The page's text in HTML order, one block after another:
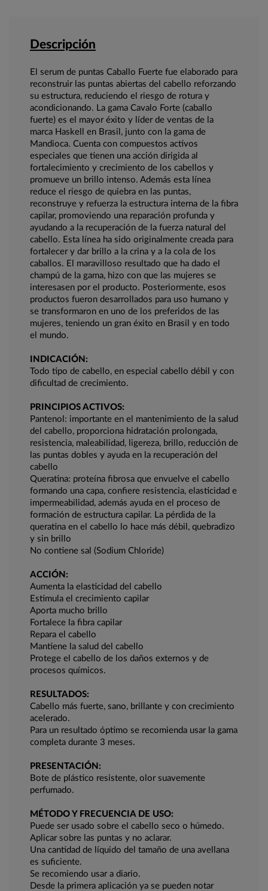
Descripción
El serum de puntas Caballo Fuerte fue elaborado para
reconstruir las puntas abiertas del cabello reforzando
su estructura, reduciendo el riesgo de rotura y
acondicionando. La gama Cavalo Forte (caballo
fuerte) es el mayor éxito y líder de ventas de la
marca Haskell en Brasil, junto con la gama de
Mandioca. Cuenta con compuestos activos
especiales que tienen una acción dirigida al
fortalecimiento y crecimiento de los cabellos y
promueve un brillo intenso. Además esta línea
reduce el riesgo de quiebra en las puntas,
reconstruye y refuerza la estructura interna de la fibra
capilar, promoviendo una reparación profunda y
ayudando a la recuperación de la fuerza natural del
cabello. Esta línea ha sido originalmente creada para
fortalecer y dar brillo a la crina y a la cola de los
caballos. El maravilloso resultado que ha dado el
champú de la gama, hizo con que las mujeres se
interesasen por el producto. Posteriormente, esos
productos fueron desarrollados para uso humano y
se transformaron en uno de los preferidos de las
mujeres, teniendo un gran éxito en Brasil y en todo
el mundo.
INDICACIÓN:
Todo tipo de cabello, en especial cabello débil y con
dificultad de crecimiento.
PRINCIPIOS ACTIVOS:
Pantenol: importante en el mantenimiento de la salud
del cabello, proporciona hidratación prolongada,
resistencia, maleabilidad, ligereza, brillo, reducción de
las puntas dobles y ayuda en la recuperación del
cabello
Queratina: proteína fibrosa que envuelve el cabello
formando una capa, confiere resistencia, elasticidad e
impermeabilidad, además ayuda en el proceso de
formación de estructura capilar. La pérdida de la
queratina en el cabello lo hace más débil, quebradizo
y sin brillo
No contiene sal (Sodium Chloride)
ACCIÓN:
Aumenta la elasticidad del cabello
Estimula el crecimiento capilar
Aporta mucho brillo
Fortalece la fibra capilar
Repara el cabello
Mantiene la salud del cabello
Protege el cabello de los daños externos y de
procesos químicos.
RESULTADOS:
Cabello más fuerte, sano, brillante y con crecimiento
acelerado.
Para un resultado óptimo se recomienda usar la gama
completa durante 3 meses.
PRESENTACIÓN:
Bote de plástico resistente, olor suavemente
perfumado.
MÉTODO Y FRECUENCIA DE USO:
Puede ser usado sobre el cabello seco o húmedo.
Aplicar sobre las puntas y no aclarar.
Una cantidad de líquido del tamaño de una avellana
es suficiente.
Se recomiendo usar a diario.
Desde la primera aplicación ya se pueden notar